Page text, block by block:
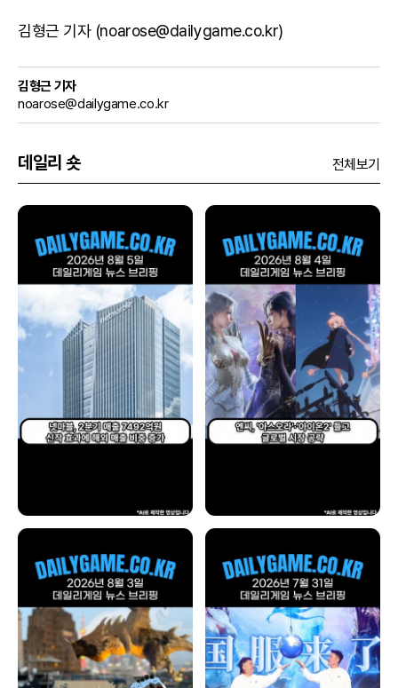
김형근 기자 (noarose@dailygame.co.kr)
김형근 기자
noarose@dailygame.co.kr
데일리 숏 전체보기